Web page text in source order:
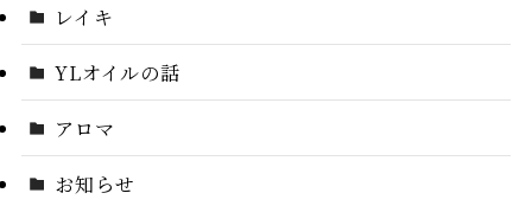
レイキ
YLオイルの話
アロマ
お知らせ